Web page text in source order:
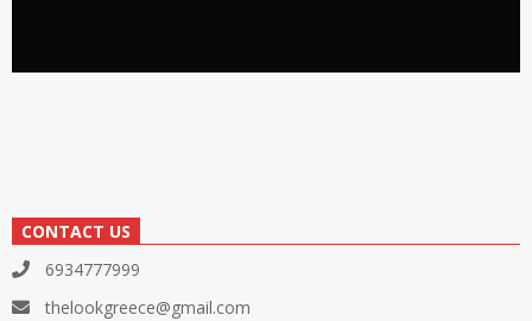
CONTACT US
6934777999
thelookgreece@gmail.com